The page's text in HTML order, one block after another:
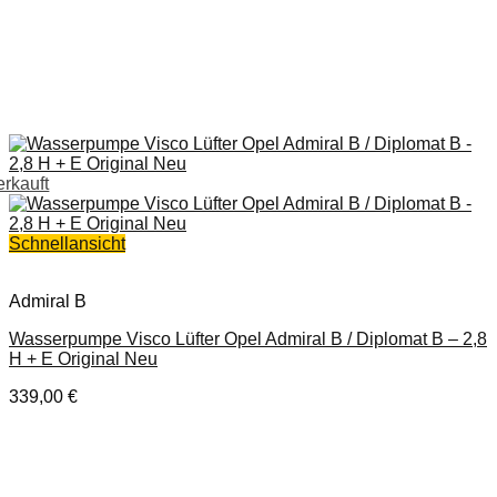
Schnellansicht
Admiral B
Wasserpumpe Visco Lüfter Opel Admiral B / Diplomat B – 2,8
H + E Original Neu
339,00 €